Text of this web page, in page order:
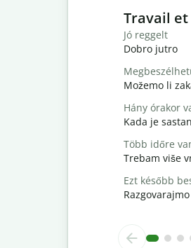
Slide 1 of 6
Travail
Jó reggelt
Dobro jutro
Možemo li
Hány órakor
Kada je
Több időre
Trebam više
Ezt később